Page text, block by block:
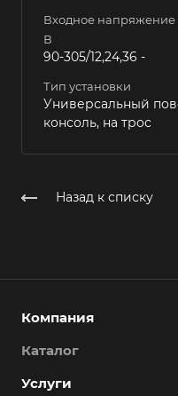
Входное напряжение
В
90-305/12,24,36 -
Тип установки
Универсальный
консоль, на трос
Назад к списку
Компания
Каталог
Услуги